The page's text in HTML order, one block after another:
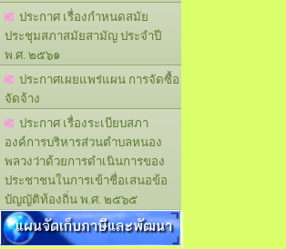
ประกาศ เรื่องกำหนดสมัย
ประชุมสภาสมัยสามัญ ประจำปี
พ.ศ. ๒๕๖๑
ประกาศเผยแพร่แผน การจัดซื้อ
จัดจ้าง
ประกาศ เรื่องระเบียบสภา
องค์การบริหารส่วนตำบลหนอง
พลวงว่าด้วยการดำเนินการของ
ประชาชนในการเข้าชื่อเสนอข้อ
บัญญัติท้องถิ่น พ.ศ. ๒๕๖๕
แผนจัดเก็บภาษีและพัฒนา